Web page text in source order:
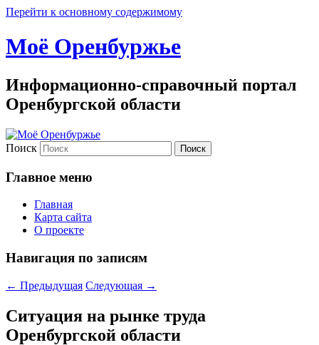
Перейти к основному содержимому
Моё Оренбуржье
Информационно-справочный портал
Оренбургской области
Поиск
Главное меню
Главная
Карта сайта
О проекте
Навигация по записям
← Предыдущая Следующая →
Ситуация на рынке труда
Оренбургской области